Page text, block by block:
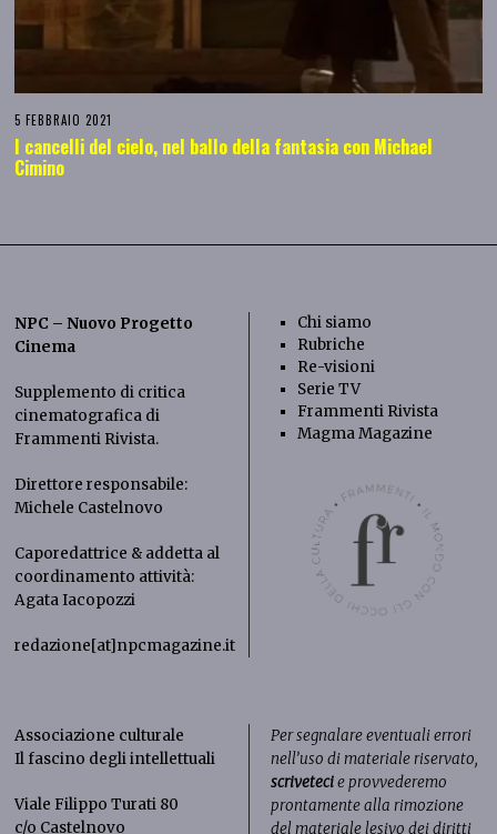
5 FEBBRAIO 2021
I cancelli del cielo, nel ballo della fantasia con Michael
Cimino
NPC – Nuovo Progetto
Cinema
Supplemento di critica
cinematografica di
Frammenti Rivista.
Direttore responsabile:
Michele Castelnovo
Caporedattrice & addetta al
coordinamento attività:
Agata Iacopozzi
redazione[at]npcmagazine.it
Chi siamo
Rubriche
Re-visioni
Serie TV
Frammenti Rivista
Magma Magazine
Associazione culturale
Il fascino degli intellettuali
Viale Filippo Turati 80
c/o Castelnovo
Per segnalare eventuali errori
nell’uso di materiale riservato,
scrivetecie provvederemo
prontamente alla rimozione
del materiale lesivo dei diritti